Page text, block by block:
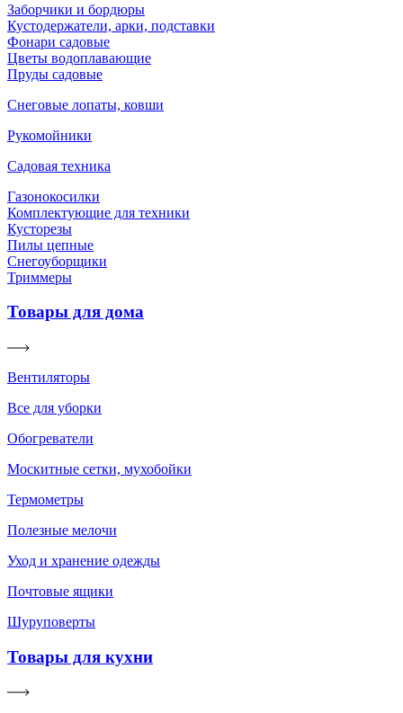
Заборчики и бордюры
Кустодержатели, арки, подставки
Фонари садовые
Цветы водоплавающие
Пруды садовые
Снеговые лопаты, ковши
Рукомойники
Садовая техника
Газонокосилки
Комплектующие для техники
Кусторезы
Пилы цепные
Снегоуборщики
Триммеры
Товары для дома
Вентиляторы
Все для уборки
Обогреватели
Москитные сетки, мухобойки
Термометры
Полезные мелочи
Уход и хранение одежды
Почтовые ящики
Шуруповерты
Товары для кухни